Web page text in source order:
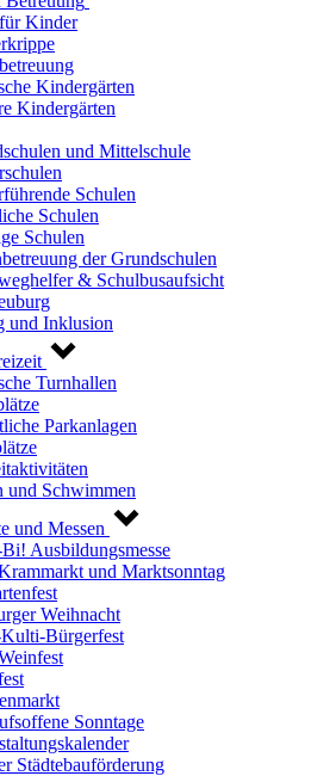
Kinder
Kindergärten
Kindergärten
und Mittelschule
Schulen
Schulen
Schulen
der Grundschulen
& Schulbusaufsicht
und Inklusion
Turnhallen
Parkanlagen
und Schwimmen
und Messen
Ausbildungsmesse
und Marktsonntag
Weihnacht
Bürgerfest
Sonntage
Städtebauförderung